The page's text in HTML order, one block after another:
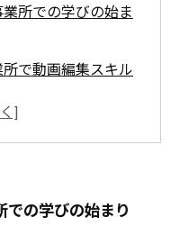
所での学びの始ま
で動画編集スキル
での動画制作の具
の学びの始まり